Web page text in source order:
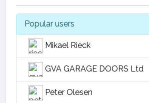
Popular users
Mikael Rieck
GVA GARAGE DOORS Ltd
Peter Olesen